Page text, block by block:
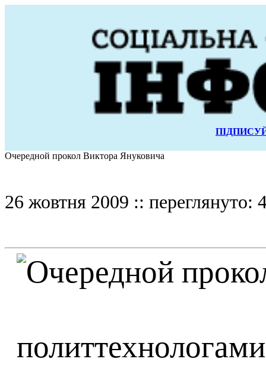
Очередной прокол Виктора Януковича
26 жовтня 2009 :: переглянуто: